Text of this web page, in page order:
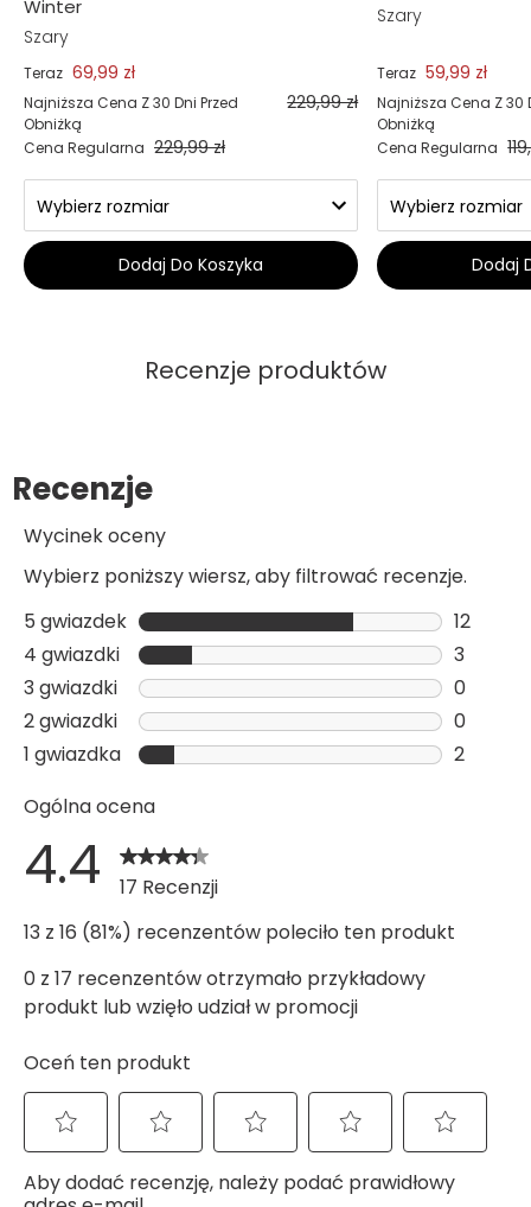
Winter
Szary
Teraz 69,99 zł
Najniższa Cena Z 30 Dni Przed
Obniżką
229,99 zł
Cena Regularna 229,99 zł
Dodaj Do Koszyka
Szary
Teraz 59,99 zł
Najniższa Cena Z 30
Obniżką
Cena Regularna
Dodaj
Recenzje produktów